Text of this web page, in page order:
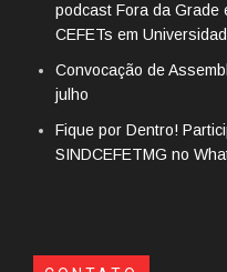
podcast Fora da Grade
CEFETs em
Convocação de
julho
Fique por Dentro!
SINDCEFETMG no